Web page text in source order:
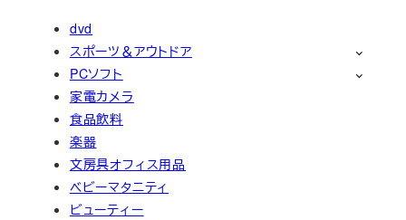
dvd
スポーツ＆アウトドア
PCソフト
家電カメラ
食品飲料
楽器
文房具オフィス用品
ベビーマタニティ
ビューティー